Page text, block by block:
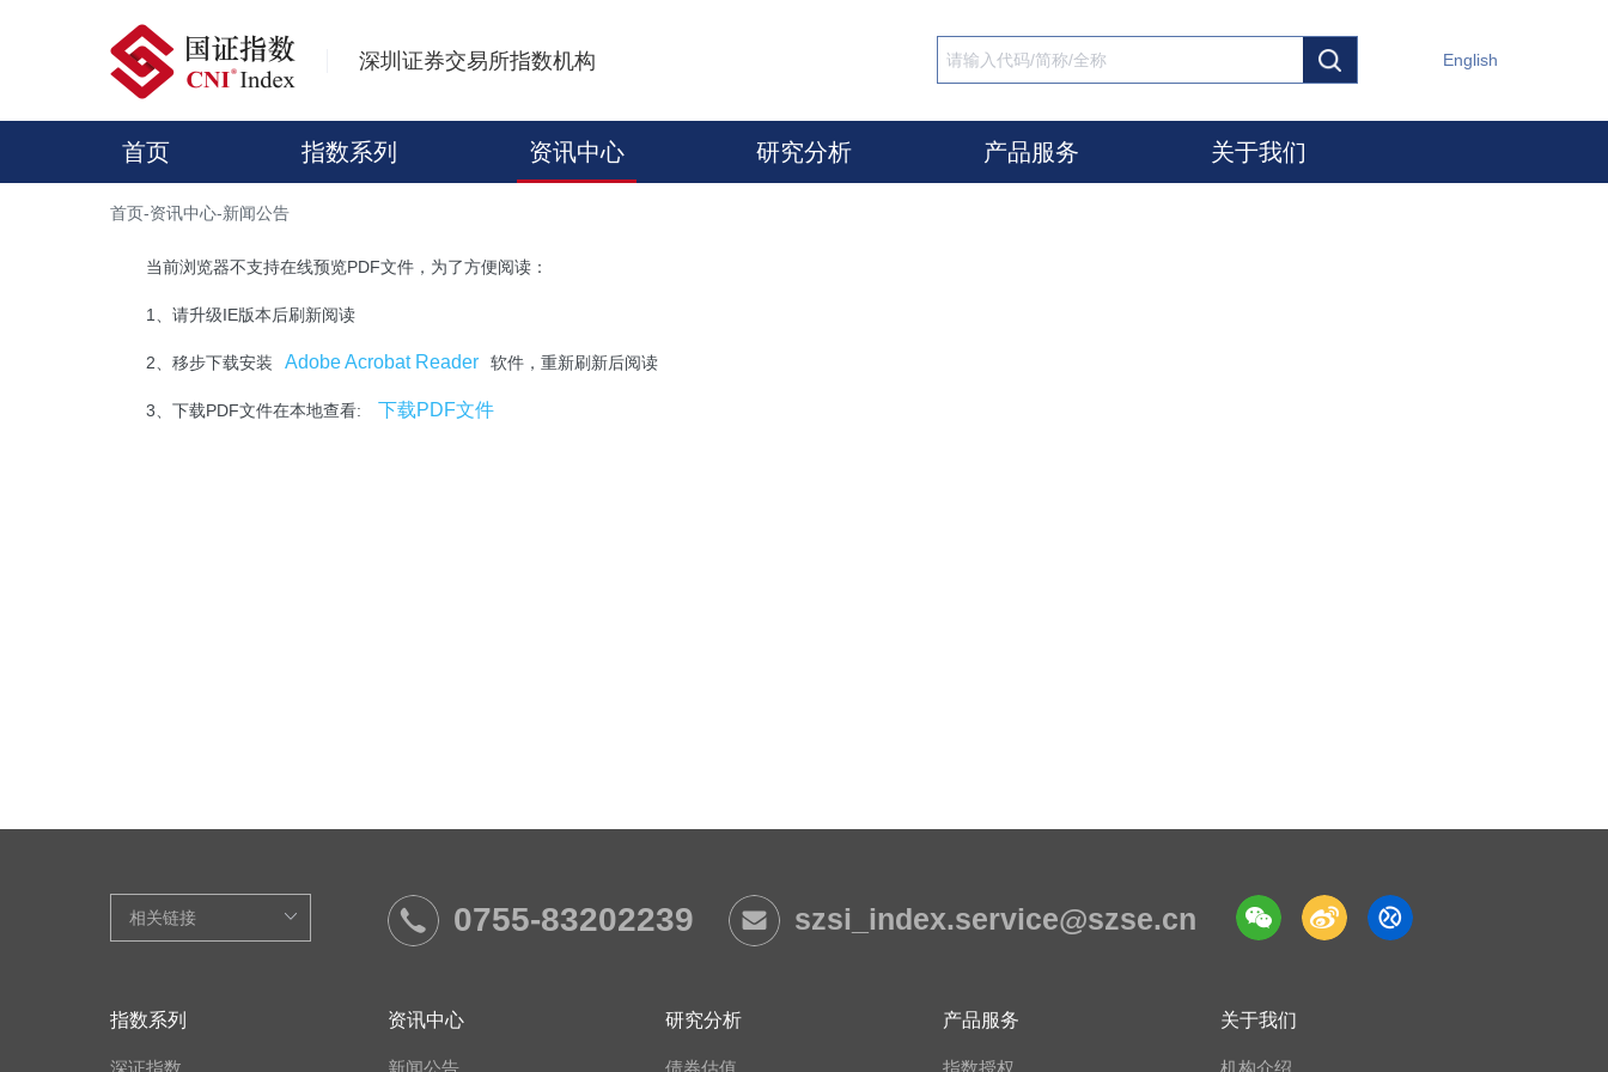
深圳证券交易所指数机构 English
首页 指数系列 资讯中心 研究分析 产品服务 关于我们
首页-资讯中心-新闻公告
当前浏览器不支持在线预览PDF文件，为了方便阅读：
1、请升级IE版本后刷新阅读
2、移步下载安装 Adobe Acrobat Reader 软件，重新刷新后阅读
3、下载PDF文件在本地查看: 下载PDF文件
0755-83202239 szsi_index.service@szse.cn
指数系列
深证指数
资讯中心
新闻公告
研究分析
债券估值
产品服务
指数授权
关于我们
机构介绍